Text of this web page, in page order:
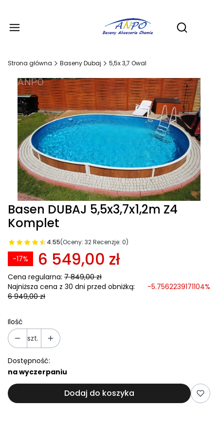
Otwórz
Strona główna Baseny Dubaj 5,5x 3,7 Owal
Basen DUBAJ 5,5x3,7x1,2m Z4
Komplet
4.55(Oceny: 32 Recenzje: 0)
6 549,00 zł
Cena regularna: 7 849,00 zł
-17%
Najniższa cena z 30 dni przed obniżką:
6 949,00 zł
-5.7562239171104%
Ilość
szt.
Dostępność:
na wyczerpaniu
Dodaj do koszyka